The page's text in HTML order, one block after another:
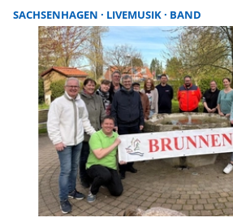
SACHSENHAGEN LIVEMUSIK BAND